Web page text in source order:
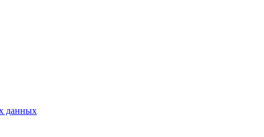
данных